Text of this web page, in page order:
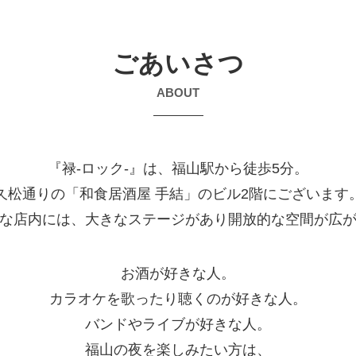
ごあいさつ
ABOUT
『禄-ロック-』は、福山駅から徒歩5分。
松通りの「和食居酒屋 手結」のビル2階にございます。
店内には、大きなステージがあり開放的な空間が広が
お酒が好きな人。
カラオケを歌ったり聴くのが好きな人。
バンドやライブが好きな人。
福山の夜を楽しみたい方は、